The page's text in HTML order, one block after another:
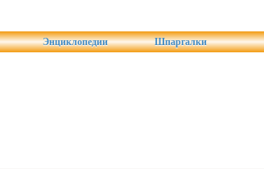
Энциклопедии Шпаргалки